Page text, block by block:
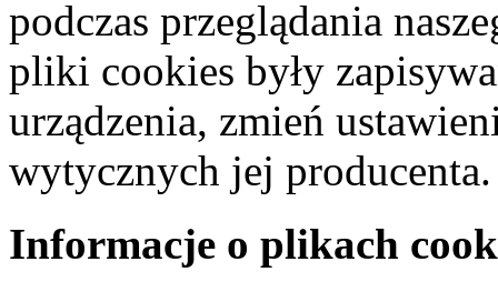
podczas przeglądania
pliki cookies były
urządzenia, zmień
wytycznych jej producenta.
Informacje o plikach